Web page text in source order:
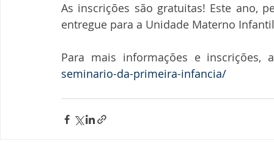
As inscrições são gratuitas! Este ano,
entregue para a Unidade Materno
Para mais informações e inscrições,
seminario-da-primeira-infancia/